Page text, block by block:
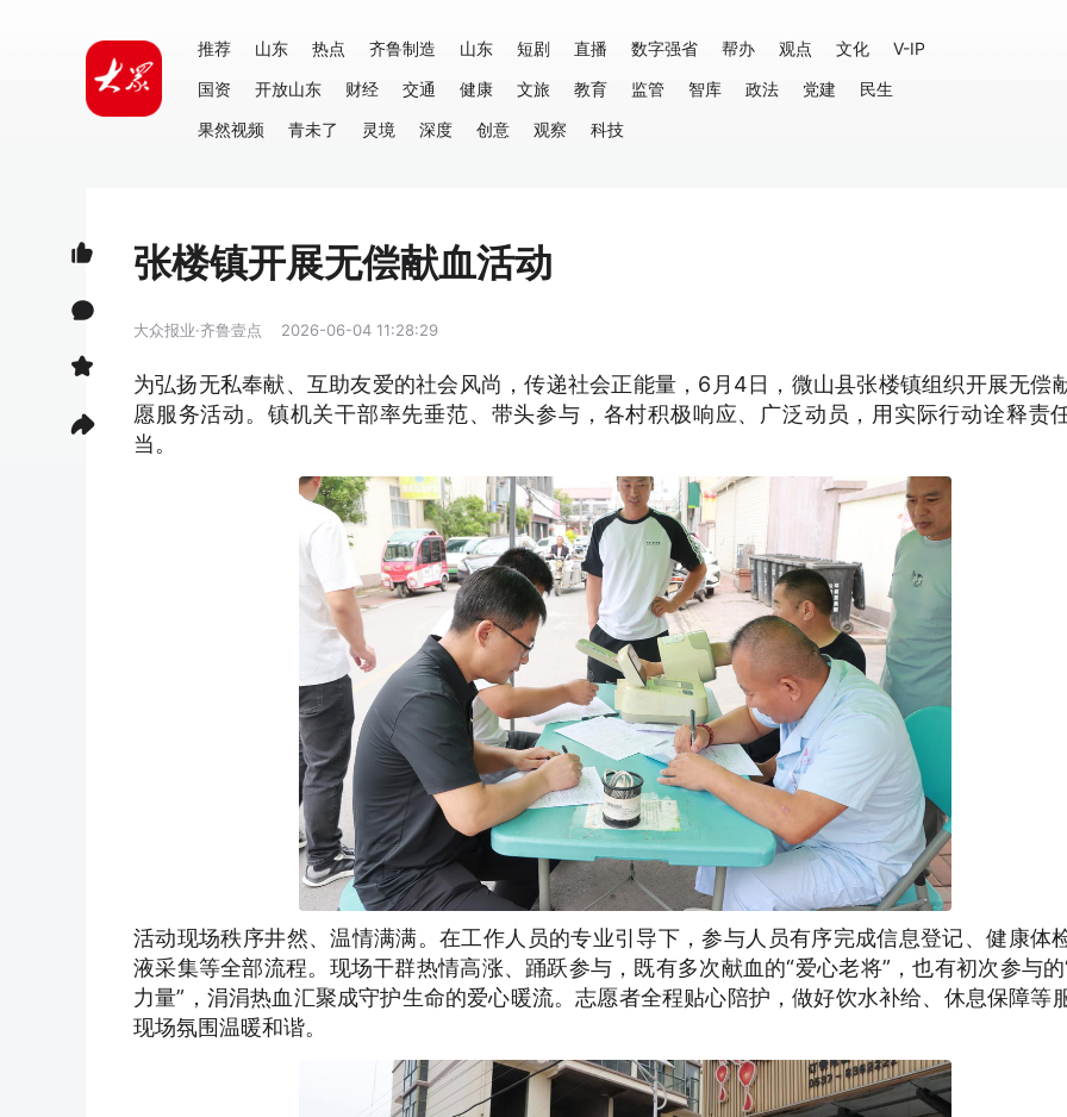
推荐 山东 热点 齐鲁制造 山东 短剧 直播 数字强省 帮办 观点 文化
V-IP
国资
开放山东 财经 交通 健康 文旅 教育 监管 智库 政法 党建
民生
果然视频
青未了 灵境 深度 创意 观察 科技
张楼镇开展无偿献血活动
大众报业·齐鲁壹点 2026-06-04 11:28:29
为弘扬无私奉献、互助友爱的社会风尚，传递社会正能量，6月4日，微山县张楼镇组织开展无偿
愿服务活动。镇机关干部率先垂范、带头参与，各村积极响应、广泛动员，用实际行动诠释责
当。
活动现场秩序井然、温情满满。在工作人员的专业引导下，参与人员有序完成信息登记、健康体
液采集等全部流程。现场干群热情高涨、踊跃参与，既有多次献血的“爱心老将”，也有初次参与
力量”，涓涓热血汇聚成守护生命的爱心暖流。志愿者全程贴心陪护，做好饮水补给、休息保障等
现场氛围温暖和谐。